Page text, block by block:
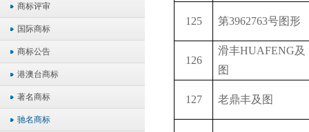
商标评审
国际商标
商标公告
港澳台商标
著名商标
驰名商标
125 第3962763号图形
126
滑丰HUAFENG及
图
127 老鼎丰及图